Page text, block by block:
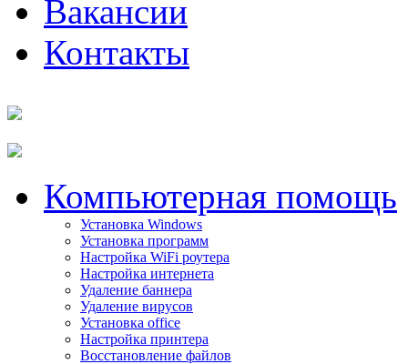
Вакансии
Контакты
Компьютерная помощь
Установка Windows
Установка программ
Настройка WiFi роутера
Настройка интернета
Удаление баннера
Удаление вирусов
Установка office
Настройка принтера
Восстановление файлов